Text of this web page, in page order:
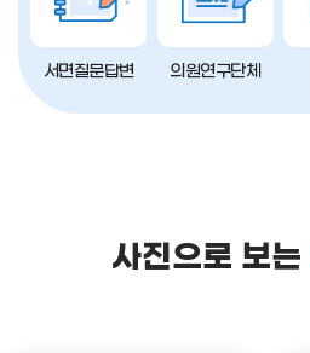
서면질문답변 의원연구단체
사진으로 보는